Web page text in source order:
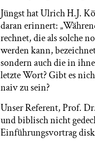
Jüngst hat Ulrich H.J.
daran erinnert:
rechnet, die als solche
werden kann,
sondern auch die in
letzte Wort? Gibt es
naiv zu sein?
Unser Referent, Prof.
und biblisch nicht
Einführungsvortrag